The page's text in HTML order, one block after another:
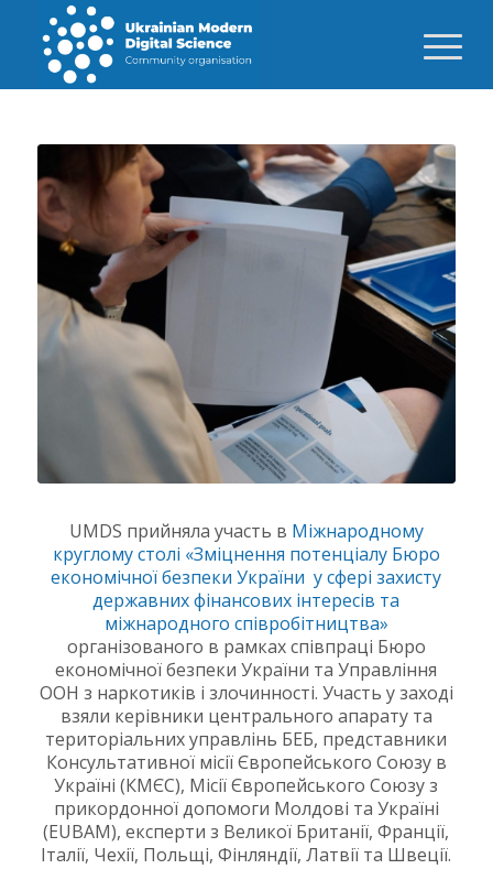
UMDS прийняла участь в Міжнародному
круглому столі «Зміцнення потенціалу Бюро
економічної безпеки України у сфері захисту
державних фінансових інтересів та
міжнародного співробітництва»
організованого в рамках співпраці Бюро
економічної безпеки України та Управління
ООН з наркотиків і злочинності. Участь у заході
взяли керівники центрального апарату та
територіальних управлінь БЕБ, представники
Консультативної місії Європейського Союзу в
Україні (КМЄС), Місії Європейського Союзу з
прикордонної допомоги Молдові та Україні
(EUBAM), експерти з Великої Британії, Франції,
Італії, Чехії, Польщі, Фінляндії, Латвії та Швеції.